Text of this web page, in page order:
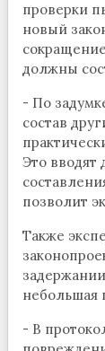
проверки
новый
должны
- По
состав
Это вводят
позволит
Также
небольшая
- В